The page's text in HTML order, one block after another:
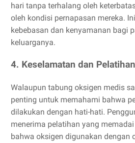
hari tanpa terhalang oleh
oleh kondisi pernapasan mereka.
kebebasan dan kenyamanan bagi
keluarganya.
4. Keselamatan dan
Walaupun tabung oksigen medis
penting untuk memahami bahwa
dilakukan dengan hati-hati.
menerima pelatihan yang
bahwa oksigen digunakan dengan